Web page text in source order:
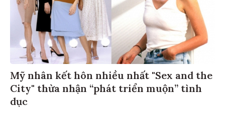
Mỹ nhân kết hôn nhiều nhất "Sex and the
City" thừa nhận “phát triển muộn” tình
dục